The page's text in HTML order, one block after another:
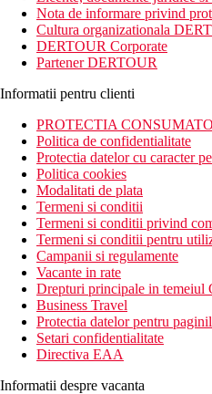
Distanta
la aproximativ 1 km de
la aproximativ 100 m de
de la aeroport
Descrierea camerei
Toate tipurile de camere
living/dormitor
aer conditionat: controlat
seif: inclus
canapea
aparat de cafea/ceai
fierbator electric
minibar: contra cost;
telefon
Wi-Fi: inclus
TV prin satelit
room service: contra cost
dus
halate de baie
papuci
Nota de informare privind
Cultura organizationala
DERTOUR Corporate
Partener DERTOUR
Informatii pentru clienti
PROTECTIA
Politica de confidentialitate
Protectia datelor cu caracter
Politica cookies
Modalitati de plata
Termeni si conditii
Termeni si conditii privind
Termeni si conditii pentru
Campanii si regulamente
Vacante in rate
Drepturi principale in temeiul
Business Travel
Protectia datelor pentru
Setari confidentialitate
Directiva EAA
Informatii despre vacanta